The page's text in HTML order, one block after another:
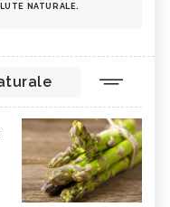
NATURALE.